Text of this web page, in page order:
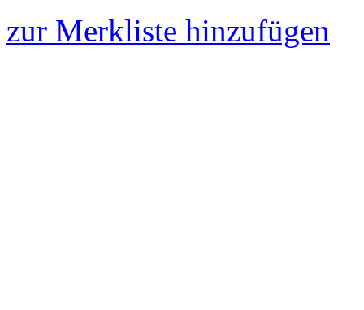
zur Merkliste hinzufügen